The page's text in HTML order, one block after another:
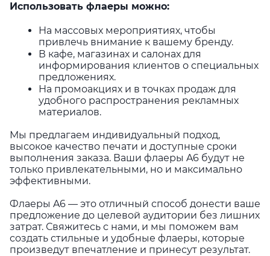
Использовать флаеры можно:
На массовых мероприятиях, чтобы
привлечь внимание к вашему бренду.
В кафе, магазинах и салонах для
информирования клиентов о специальных
предложениях.
На промоакциях и в точках продаж для
удобного распространения рекламных
материалов.
Мы предлагаем индивидуальный подход,
высокое качество печати и доступные сроки
выполнения заказа. Ваши флаеры A6 будут не
только привлекательными, но и максимально
эффективными.
Флаеры A6 — это отличный способ донести ваше
предложение до целевой аудитории без лишних
затрат. Свяжитесь с нами, и мы поможем вам
создать стильные и удобные флаеры, которые
произведут впечатление и принесут результат.